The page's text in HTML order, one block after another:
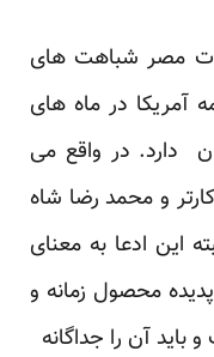
مصر شباهت های
آمریکا در ماه های
دارد. در واقع می
و محمد رضا شاه
این ادعا به معنای
محصول زمانه و
آن را جداگانه